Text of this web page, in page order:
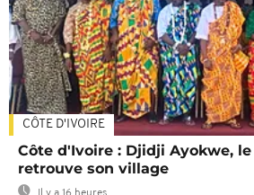
CÔTE D'IVOIRE
Côte d'Ivoire : Djidji Ayokwe,
retrouve son village